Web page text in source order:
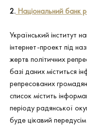
2. Національний банк
Український інститут
інтернет-проект під
жертв політичних
базі даних міститься
репресованих
список містить
періоду радянської
буде цікавий